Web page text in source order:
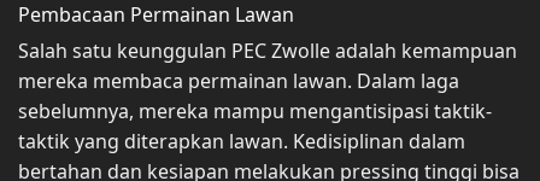
Pembacaan Permainan Lawan
Salah satu keunggulan PEC Zwolle adalah kemampuan
mereka membaca permainan lawan. Dalam laga
sebelumnya, mereka mampu mengantisipasi taktik-
taktik yang diterapkan lawan. Kedisiplinan dalam
bertahan dan kesiapan melakukan pressing tinggi bisa